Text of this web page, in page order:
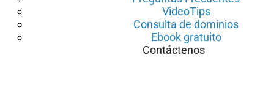
VideoTips
Consulta de dominios
Ebook gratuito
Contáctenos